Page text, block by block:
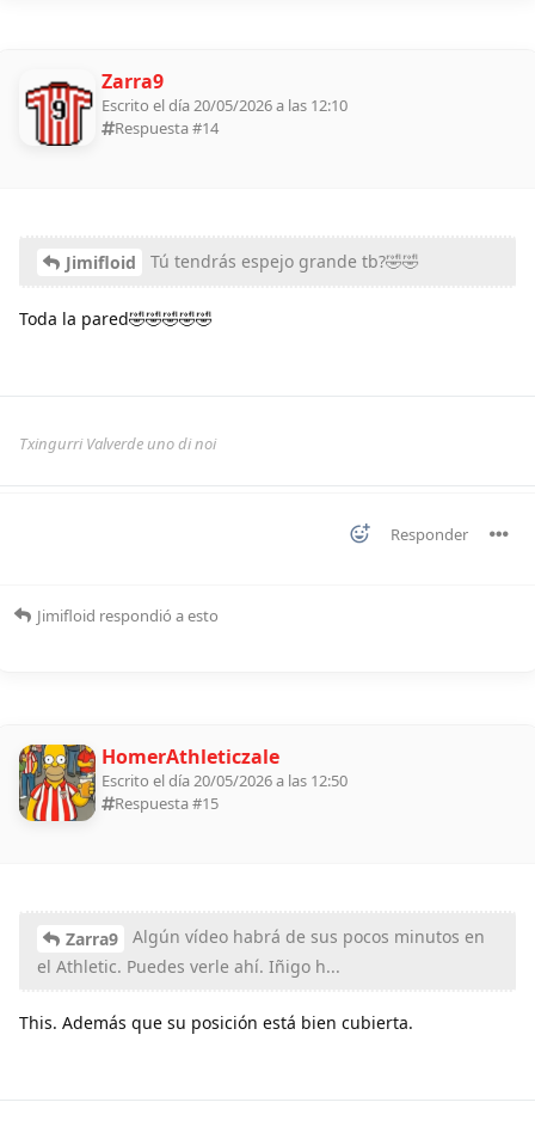
Zarra9
Escrito el día 20/05/2026 a las 12:10
Respuesta #14
Jimifloid Tú tendrás espejo grande tb?🤣🤣
Toda la pared🤣🤣🤣🤣🤣
Txingurri Valverde uno di noi
Responder
Jimifloid respondió a esto
HomerAthleticzale
Escrito el día 20/05/2026 a las 12:50
Respuesta #15
Zarra9
Algún vídeo habrá de sus pocos minutos en
el Athletic. Puedes verle ahí. Iñigo h...
This. Además que su posición está bien cubierta.